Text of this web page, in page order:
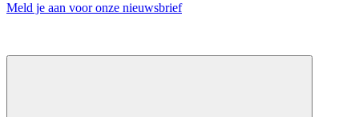
Meld je aan voor onze nieuwsbrief